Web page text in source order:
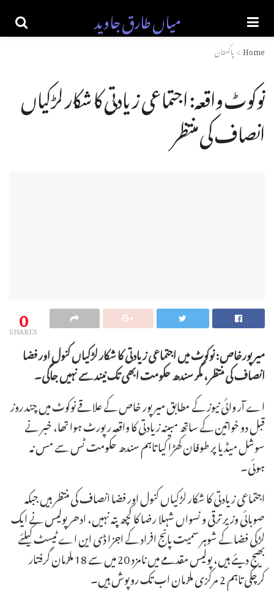
میاں طارق جاوید
Home پاکستان
نوکوٹ واقعہ: اجتماعی زیادتی کا شکار لڑکیاں
انصاف کی منتظر
0
SHARES
میر پورخاص: نوکوٹ میں اجتماعی زیادتی کا شکار لڑکیاں کنول اور فضا
انصاف کی منتظر، مگر سندھ حکومت ابھی تک نیند سے نہیں جاگی۔
اے آر وائی نیوز کے مطابق میرپور خاص کے علاقے نوکوٹ میں چند روز
قبل دو خواتین کے ساتھ مبینہ زیادتی کا واقعہ رپورٹ ہوا تھا، خبر نے
سوشل میڈیا پر طوفان کھڑا کیا تاہم سندھ حکومت ٹس سے مس نہ
ہوئی۔
اجتماعی زیادتی کا شکار لڑکیاں کنول اور فضا انصاف کی منتظر ہیں جبکہ
صوبائی وزیر ترقی و نسواں شہلا رضا کا کچھ پتہ نہیں، ادھر پولیس نے ایک
لڑکی فضا کے شوہر سمیت پانج افراد کے اجزا ڈی این اے ٹیسٹ کیلئے
بھیج دیئے ہیں، پولیس مقدمے میں نامزد 20 میں سے 18 ملزمان گرفتار
کرچکی تاہم 2 مرکزی ملزمان اب تک روپوش ہیں۔